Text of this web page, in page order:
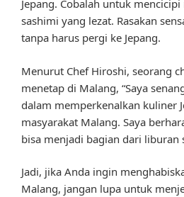
Jepang. Cobalah untuk
sashimi yang lezat. Rasakan
tanpa harus pergi ke Jepang.
Menurut Chef Hiroshi, seorang
menetap di Malang, “Saya
dalam memperkenalkan kuliner
masyarakat Malang. Saya
bisa menjadi bagian dari liburan
Jadi, jika Anda ingin
Malang, jangan lupa untuk